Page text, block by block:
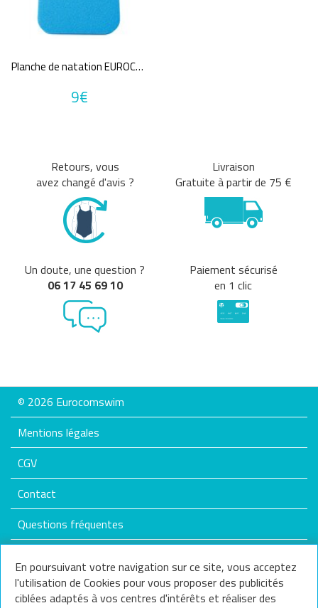
Planche de natation EUROCOMSWIM Medium
9€
Retours, vous
avez changé d'avis ?
Livraison
Gratuite à partir de 75 €
Un doute, une question ?
06 17 45 69 10
Paiement sécurisé
en 1 clic
© 2026 Eurocomswim
Mentions légales
CGV
Contact
Questions fréquentes
Nos services
En poursuivant votre navigation sur ce site, vous acceptez
l'utilisation de Cookies pour vous proposer des publicités
ciblées adaptés à vos centres d'intérêts et réaliser des